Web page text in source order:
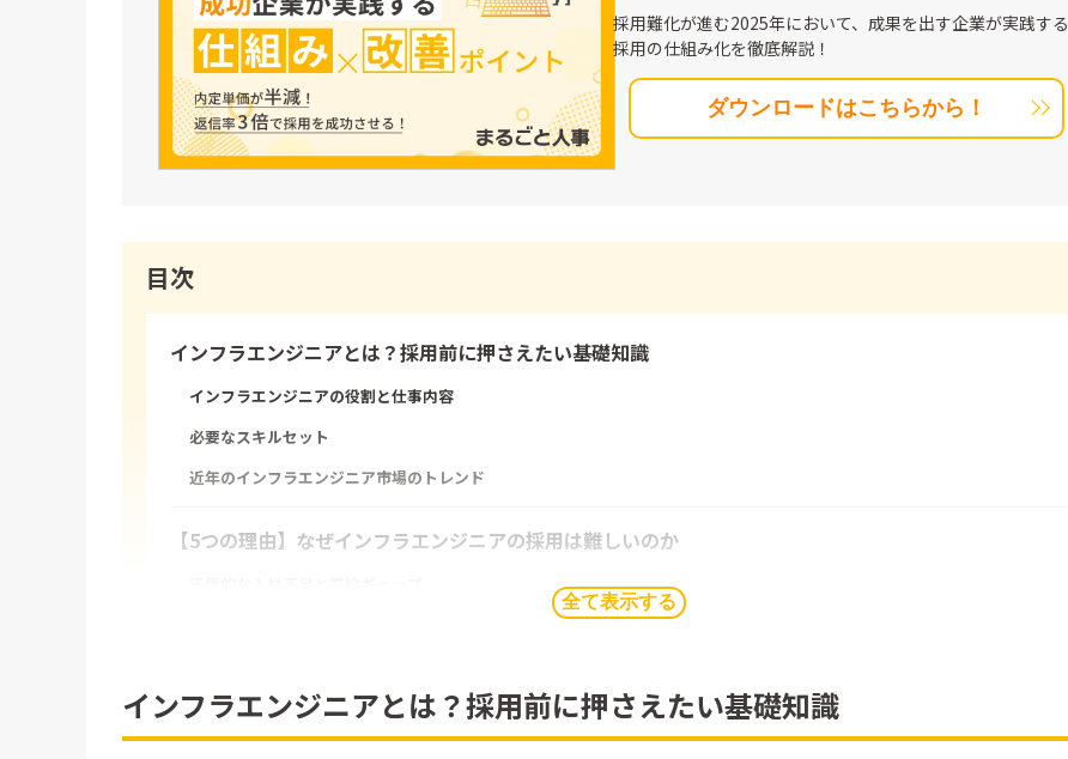
採用難化が進む2025年において、成果を出す企業が実践する
採用の仕組み化を徹底解説！
ダウンロードはこちらから！
目次
インフラエンジニアとは？採用前に押さえたい基礎知識
インフラエンジニアの役割と仕事内容
必要なスキルセット
近年のインフラエンジニア市場のトレンド
【5つの理由】なぜインフラエンジニアの採用は難しいのか
候補者と企業の希望条件のミスマッチ
流動性の低さ・転職市場での希少性
全て表示する
インフラエンジニアとは？採用前に押さえたい基礎知識